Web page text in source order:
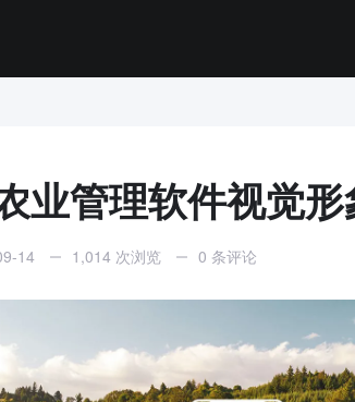
业管理软件视觉
14 1,014 次浏览 0 条评论